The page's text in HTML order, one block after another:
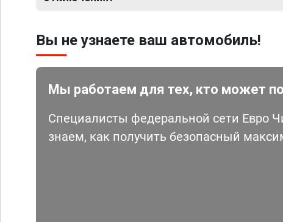
Вы не узнаете ваш автомобиль!
Мы работаем для тех, кто может
Специалисты федеральной сети Евро
знаем, как получить безопасный